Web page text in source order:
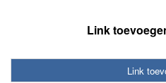
Link
Link